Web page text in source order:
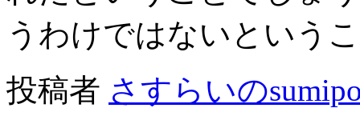
うわけではないという
投稿者 さすらいの